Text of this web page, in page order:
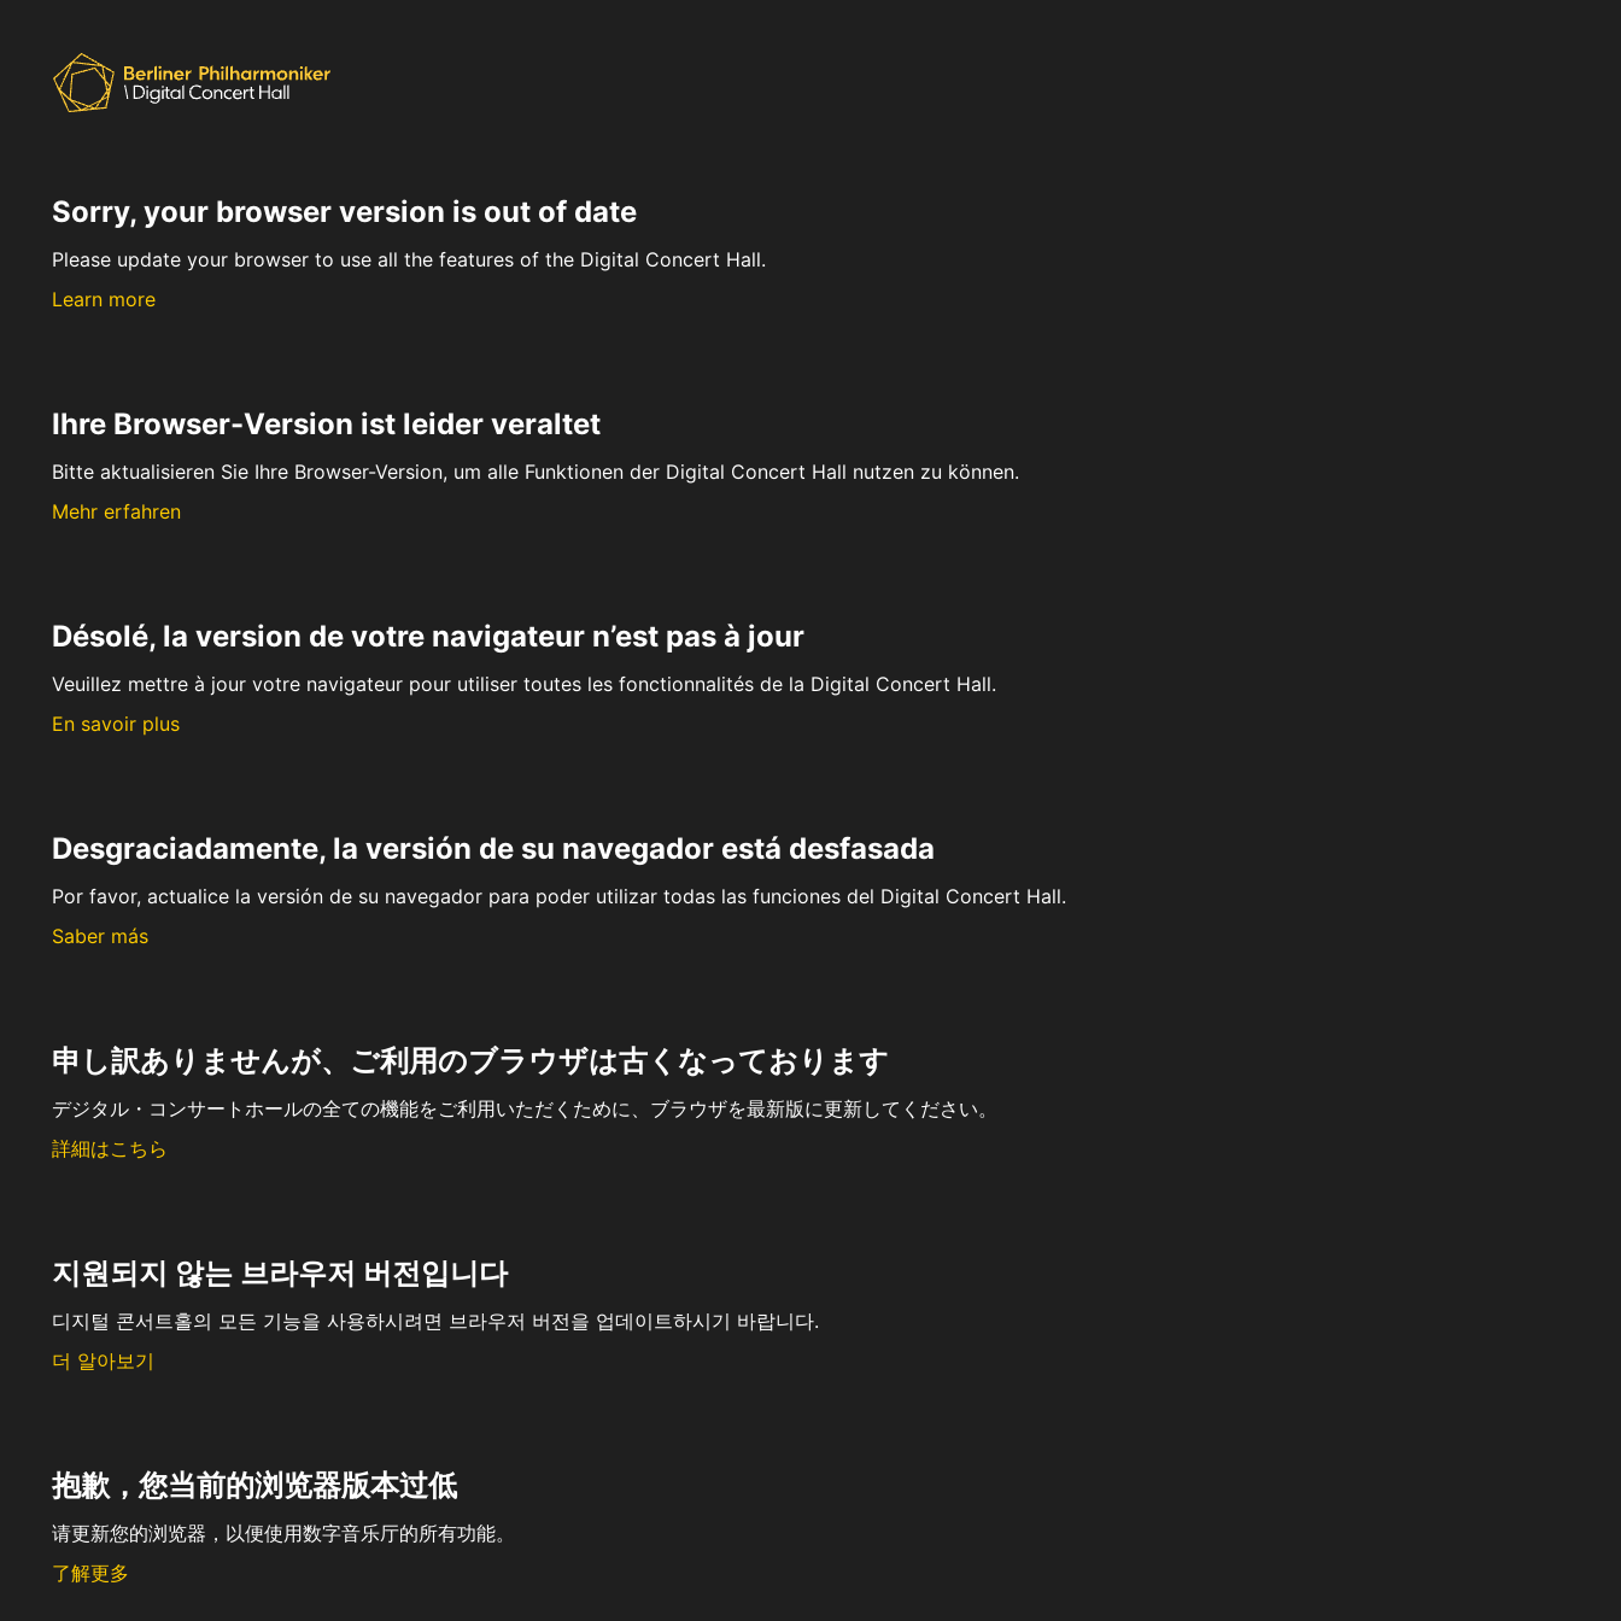
Sorry, your browser version is out of date
Please update your browser to use all the features of the Digital Concert Hall.
Learn more
Ihre Browser-Version ist leider veraltet
Bitte aktualisieren Sie Ihre Browser-Version, um alle Funktionen der Digital Concert Hall nutzen zu können.
Mehr erfahren
Désolé, la version de votre navigateur n’est pas à jour
Veuillez mettre à jour votre navigateur pour utiliser toutes les fonctionnalités de la Digital Concert Hall.
En savoir plus
Desgraciadamente, la versión de su navegador está desfasada
Por favor, actualice la versión de su navegador para poder utilizar todas las funciones del Digital Concert Hall.
Saber más
申し訳ありませんが、ご利用のブラウザは古くなっております
デジタル・コンサートホールの全ての機能をご利用いただくために、ブラウザを最新版に更新してください。
詳細はこちら
지원되지 않는 브라우저 버전입니다
디지털 콘서트홀의 모든 기능을 사용하시려면 브라우저 버전을 업데이트하시기 바랍니다.
더 알아보기
抱歉，您当前的浏览器版本过低
请更新您的浏览器，以便使用数字音乐厅的所有功能。
了解更多